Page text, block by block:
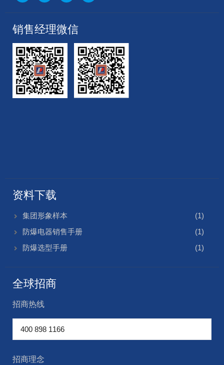
销售经理微信
资料下载
集团形象样本
(1)
防爆电器销售手册
(1)
防爆选型手册
(1)
全球招商
招商热线
招商理念